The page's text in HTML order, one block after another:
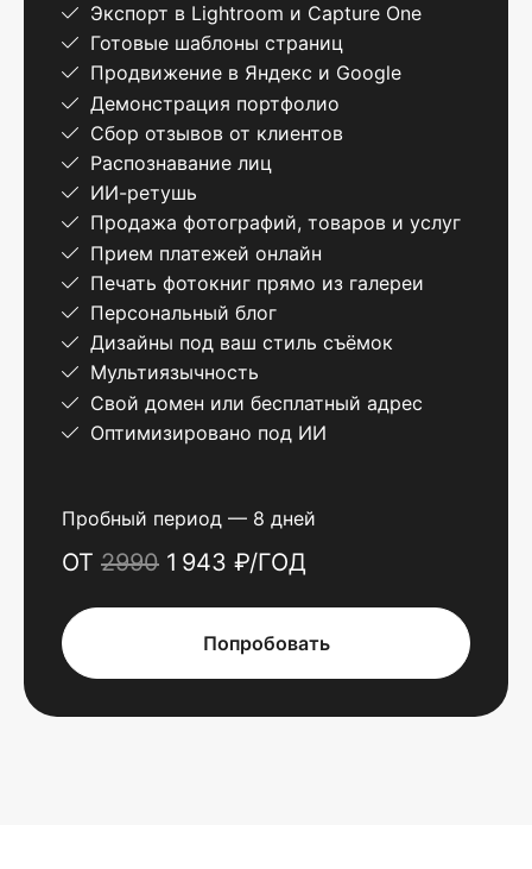
Экспорт в Lightroom и Capture One
Готовые шаблоны страниц
Продвижение в Яндекс и Google
Демонстрация портфолио
Сбор отзывов от клиентов
Распознавание лиц
ИИ-ретушь
Продажа фотографий, товаров и услуг
Прием платежей онлайн
Печать фотокниг прямо из галереи
Персональный блог
Дизайны под ваш стиль съёмок
Мультиязычность
Свой домен или бесплатный адрес
Оптимизировано под ИИ
Пробный период — 8 дней
ОТ 2990 1 943 ₽/ГОД
Попробовать